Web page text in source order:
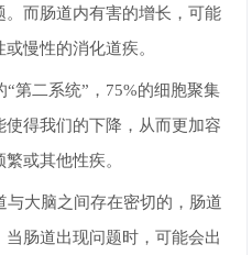
而肠道内有害的增长，可能
慢性的消化道疾。
第二系统”，75%的细胞聚集
得我们的下降，从而更加容
或其他性疾。
大脑之间存在密切的，肠道
肠道出现问题时，可能会出